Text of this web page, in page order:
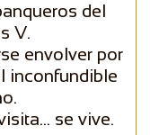
del
V.
envolver por
inconfundible
se vive.